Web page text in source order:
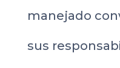
manejado
sus